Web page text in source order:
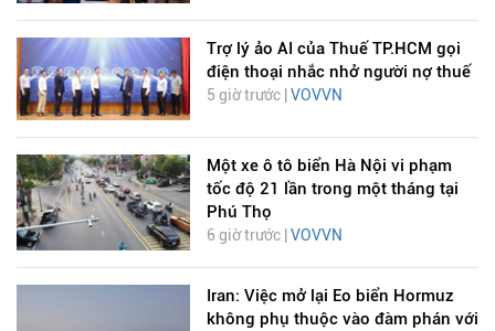
Trợ lý ảo AI của Thuế TP.HCM gọi
điện thoại nhắc nhở người nợ thuế
5 giờ trước |VOVVN
Một xe ô tô biển Hà Nội vi phạm
tốc độ 21 lần trong một tháng tại
Phú Thọ
6 giờ trước | VOVVN
Iran: Việc mở lại Eo biển Hormuz
không phụ thuộc vào đàm phán với